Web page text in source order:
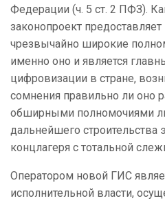
Федерации (ч. 5 ст. 2 ПФЗ).
законопроект
чрезвычайно широкие
именно оно и является
цифровизации в стране,
сомнения правильно ли оно
обширными полномочиями
дальнейшего строительства
концлагеря с тотальной
Оператором новой ГИС
исполнительной власти,